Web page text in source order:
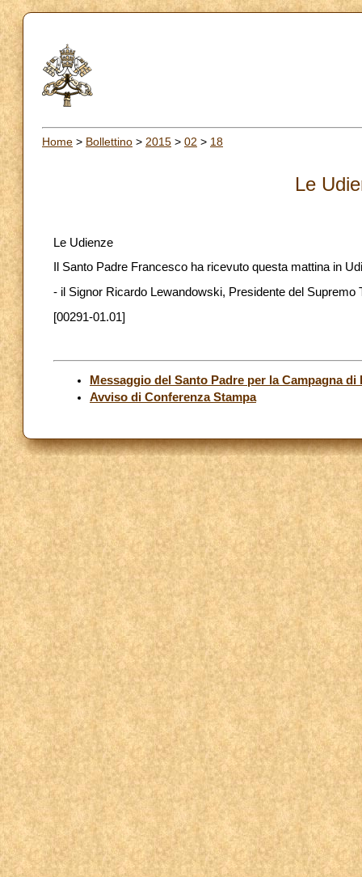
Home > Bollettino > 2015 > 02 > 18
Le
Le Udienze
Il Santo Padre Francesco ha ricevuto questa mattina in
- il Signor Ricardo Lewandowski, Presidente del Supremo
[00291-01.01]
Messaggio del Santo Padre per la Campagna
Avviso di Conferenza Stampa